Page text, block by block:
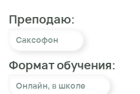
Преподаю:
Саксофон
Формат обучения:
Онлайн, в школе